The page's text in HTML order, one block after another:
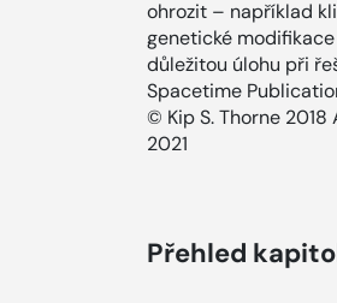
ohrozit – například
genetické
důležitou úlohu při
Spacetime
© Kip S. Thorne
2021
Přehled